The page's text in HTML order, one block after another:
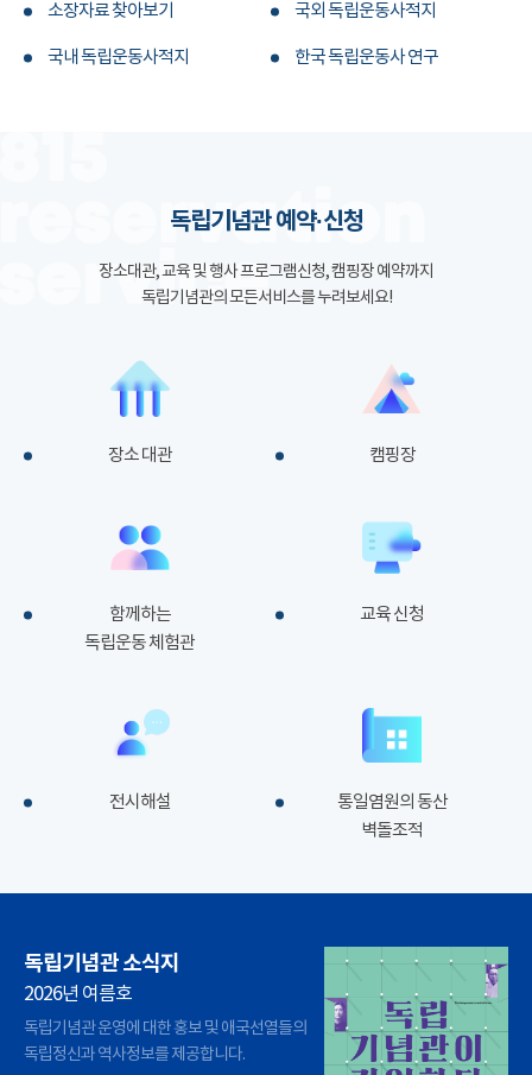
소장자료 찾아보기 국외 독립운동사적지
국내 독립운동사적지 한국 독립운동사 연구
독립기념관 예약·신청
장소대관, 교육 및 행사 프로그램신청, 캠핑장 예약까지
독립기념관의 모든서비스를 누려보세요!
장소 대관 캠핑장
함께하는
독립운동 체험관
교육 신청
전시해설
통일염원의 동산
벽돌조적
독립기념관 소식지
2026년 여름호
독립기념관 운영에 대한 홍보 및 애국선열들의
독립정신과 역사정보를 제공합니다.